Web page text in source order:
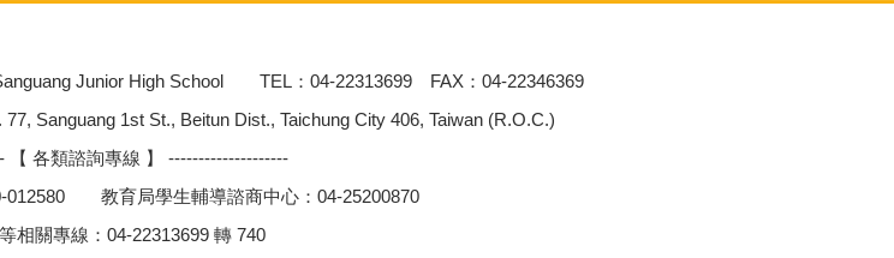
Junior High School TEL：04-22313699 FAX：04-22346369
Sanguang 1st St., Beitun Dist., Taichung City 406, Taiwan (R.O.C.)
【 各類諮詢專線 】 --------------------
012580 教育局學生輔導諮商中心：04-25200870
相關專線：04-22313699 轉 740